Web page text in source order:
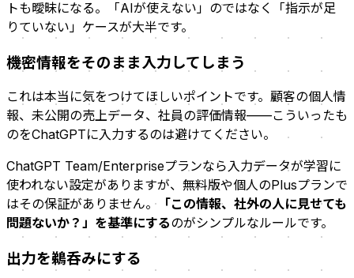
トも曖昧になる。「AIが使えない」のではなく「指示が足
りていない」ケースが大半です。
機密情報をそのまま入力してしまう
これは本当に気をつけてほしいポイントです。顧客の個人情
報、未公開の売上データ、社員の評価情報——こういったも
のをChatGPTに入力するのは避けてください。
ChatGPT Team/Enterpriseプランなら入力データが学習に
使われない設定がありますが、無料版や個人のPlusプランで
はその保証がありません。 「この情報、社外の人に見せても
問題ないか？」を基準にするのがシンプルなルールです。
出力を鵜呑みにする